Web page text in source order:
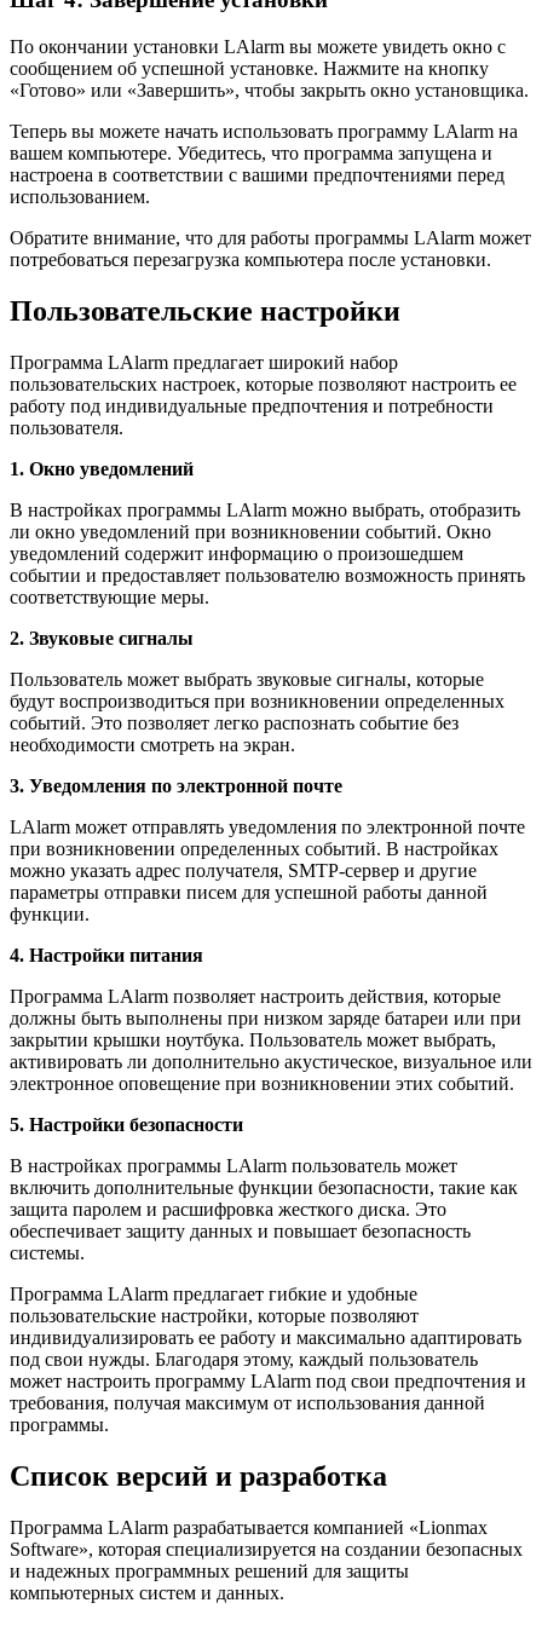
По окончании установки LAlarm вы можете увидеть окно с
сообщением об успешной установке. Нажмите на кнопку
«Готово» или «Завершить», чтобы закрыть окно установщика.
Теперь вы можете начать использовать программу LAlarm на
вашем компьютере. Убедитесь, что программа запущена и
настроена в соответствии с вашими предпочтениями перед
использованием.
Обратите внимание, что для работы программы LAlarm может
потребоваться перезагрузка компьютера после установки.
Пользовательские настройки
Программа LAlarm предлагает широкий набор
пользовательских настроек, которые позволяют настроить ее
работу под индивидуальные предпочтения и потребности
пользователя.
1. Окно уведомлений
В настройках программы LAlarm можно выбрать, отобразить
ли окно уведомлений при возникновении событий. Окно
уведомлений содержит информацию о произошедшем
событии и предоставляет пользователю возможность принять
соответствующие меры.
2. Звуковые сигналы
Пользователь может выбрать звуковые сигналы, которые
будут воспроизводиться при возникновении определенных
событий. Это позволяет легко распознать событие без
необходимости смотреть на экран.
3. Уведомления по электронной почте
LAlarm может отправлять уведомления по электронной почте
при возникновении определенных событий. В настройках
можно указать адрес получателя, SMTP-сервер и другие
параметры отправки писем для успешной работы данной
функции.
4. Настройки питания
Программа LAlarm позволяет настроить действия, которые
должны быть выполнены при низком заряде батареи или при
закрытии крышки ноутбука. Пользователь может выбрать,
активировать ли дополнительно акустическое, визуальное или
электронное оповещение при возникновении этих событий.
5. Настройки безопасности
В настройках программы LAlarm пользователь может
включить дополнительные функции безопасности, такие как
защита паролем и расшифровка жесткого диска. Это
обеспечивает защиту данных и повышает безопасность
системы.
Программа LAlarm предлагает гибкие и удобные
пользовательские настройки, которые позволяют
индивидуализировать ее работу и максимально адаптировать
под свои нужды. Благодаря этому, каждый пользователь
может настроить программу LAlarm под свои предпочтения и
требования, получая максимум от использования данной
программы.
Список версий и разработка
Программа LAlarm разрабатывается компанией «Lionmax
Software», которая специализируется на создании безопасных
и надежных программных решений для защиты
компьютерных систем и данных.